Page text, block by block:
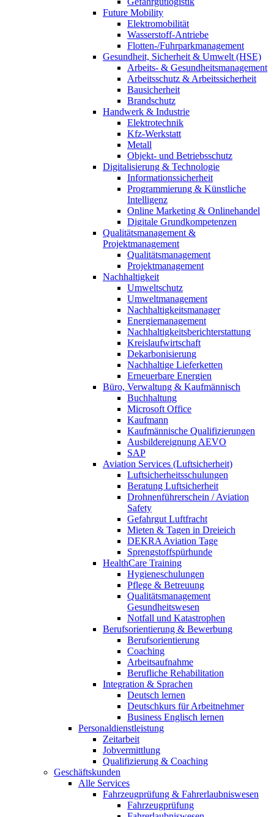
Future Mobility
Elektromobilität
Wasserstoff-Antriebe
Flotten-/Fuhrparkmanagement
Gesundheit, Sicherheit & Umwelt (HSE)
Arbeits- & Gesundheitsmanagement
Arbeitsschutz & Arbeitssicherheit
Bausicherheit
Brandschutz
Handwerk & Industrie
Elektrotechnik
Kfz-Werkstatt
Metall
Objekt- und Betriebsschutz
Digitalisierung & Technologie
Informationssicherheit
Programmierung & Künstliche
Intelligenz
Online Marketing & Onlinehandel
Digitale Grundkompetenzen
Qualitätsmanagement &
Projektmanagement
Qualitätsmanagement
Projektmanagement
Nachhaltigkeit
Umweltschutz
Umweltmanagement
Nachhaltigkeitsmanager
Energiemanagement
Nachhaltigkeitsberichterstattung
Kreislaufwirtschaft
Dekarbonisierung
Nachhaltige Lieferketten
Erneuerbare Energien
Büro, Verwaltung & Kaufmännisch
Buchhaltung
Microsoft Office
Kaufmann
Kaufmännische Qualifizierungen
Ausbildereignung AEVO
SAP
Aviation Services (Luftsicherheit)
Luftsicherheitsschulungen
Beratung Luftsicherheit
Drohnenführerschein / Aviation
Safety
Gefahrgut Luftfracht
Mieten & Tagen in Dreieich
DEKRA Aviation Tage
Sprengstoffspürhunde
HealthCare Training
Hygieneschulungen
Pflege & Betreuung
Qualitätsmanagement
Gesundheitswesen
Notfall und Katastrophen
Berufsorientierung & Bewerbung
Berufsorientierung
Coaching
Arbeitsaufnahme
Berufliche Rehabilitation
Integration & Sprachen
Deutsch lernen
Deutschkurs für Arbeitnehmer
Business Englisch lernen
Personaldienstleistung
Zeitarbeit
Jobvermittlung
Qualifizierung & Coaching
Geschäftskunden
Alle Services
Fahrzeugprüfung & Fahrerlaubniswesen
Fahrzeugprüfung